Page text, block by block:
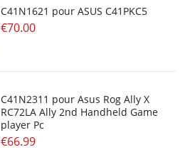
C41N1621 pour ASUS C41PKC5
€70.00
C41N2311 pour Asus Rog Ally X
RC72LA Ally 2nd Handheld Game
player Pc
€66.99